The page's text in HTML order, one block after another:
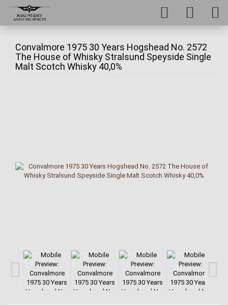
Convalmore 1975 30 Years Hogshead No. 2572
The House of Whisky Stralsund Speyside Single
Malt Scotch Whisky 40,0%